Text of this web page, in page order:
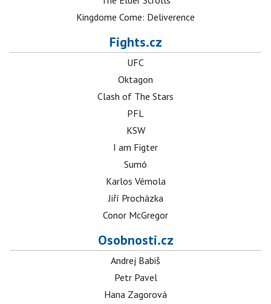
Kingdome Come: Deliverence
Fights.cz
UFC
Oktagon
Clash of The Stars
PFL
KSW
I am Figter
Sumó
Karlos Vémola
Jiří Procházka
Conor McGregor
Osobnosti.cz
Andrej Babiš
Petr Pavel
Hana Zagorová